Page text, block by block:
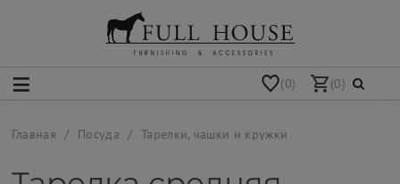
(0) (0)
Главная Посуда Тарелки, чашки и кружки